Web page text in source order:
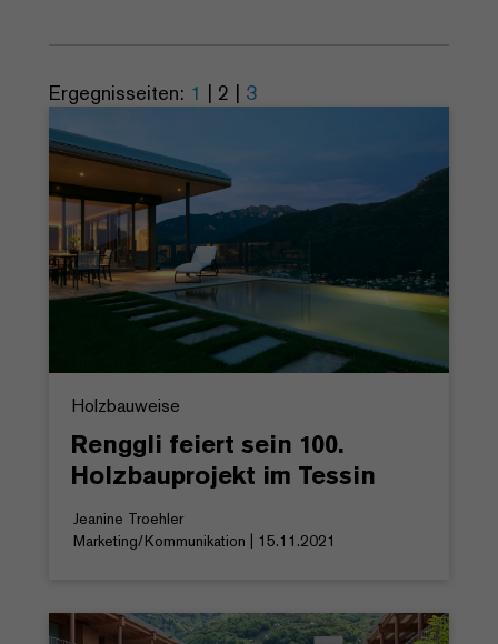
Ergegnisseiten: 1 | 2 | 3
Holzbauweise
Renggli feiert sein 100.
Holzbauprojekt im Tessin
Jeanine Troehler
Marketing/Kommunikation | 15.11.2021